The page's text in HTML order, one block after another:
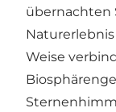
übernachten
Weise